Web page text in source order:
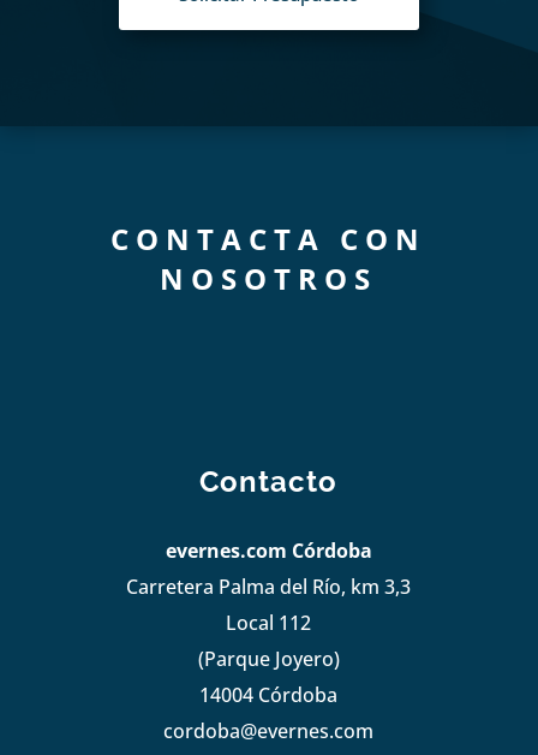
CONTACTA CON
NOSOTROS
Contacto
evernes.com Córdoba
Carretera Palma del Río, km 3,3
Local 112
(Parque Joyero)
14004 Córdoba
cordoba@evernes.com